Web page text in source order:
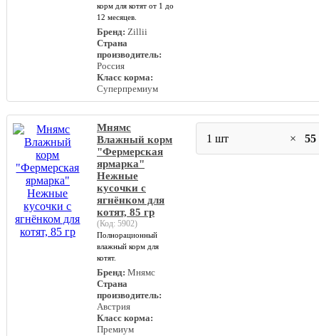
корм для котят от 1 до
12 месяцев.
Бренд: Zillii
Страна
производитель:
Россия
Класс корма:
Суперпремиум
Мнямс
Влажный корм
"Фермерская
ярмарка"
Нежные
кусочки с
ягнёнком для
котят, 85 гр
(Код: 5902)
Полнорационный
влажный корм для
котят.
Бренд: Мнямс
Страна
производитель:
Австрия
Класс корма:
Премиум
1 шт ×